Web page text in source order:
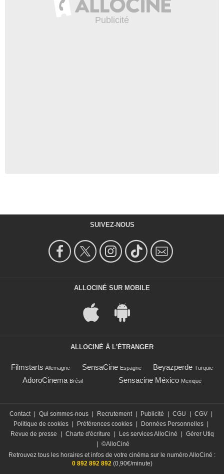
SUIVEZ-NOUS
ALLOCINÉ SUR MOBILE
ALLOCINÉ À L'ÉTRANGER
Filmstarts Allemagne SensaCine Espagne Beyazperde Turquie
AdoroCinema Brésil Sensacine México Mexique
Contact Qui sommes-nous Recrutement Publicité CGU CGV
Politique de cookies
Préférences cookies Données Personnelles
Revue de presse
Charte d'écriture Les services AlloCiné
Gérer Utiq
©AlloCiné
Retrouvez tous les horaires et infos de votre cinéma sur le numéro AlloCiné :
0 892 892 892(0,90€/minute)